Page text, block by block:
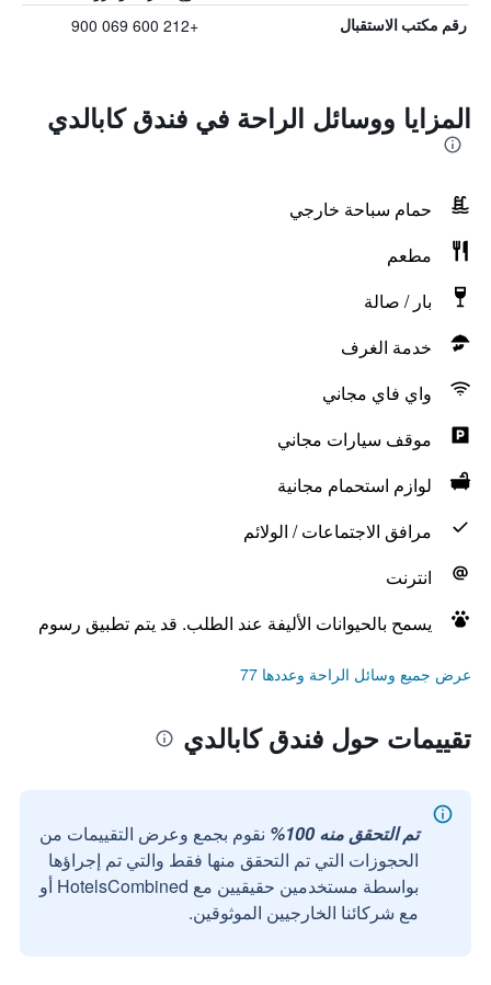
رقم مكتب الاستقبال +212 600 069 900
المزايا ووسائل الراحة في فندق كابالدي
حمام سباحة خارجي
مطعم
بار / صالة
خدمة الغرف
واي فاي مجاني
موقف سيارات مجاني
لوازم استحمام مجانية
مرافق الاجتماعات / الولائم
انترنت
يسمح بالحيوانات الأليفة عند الطلب. قد يتم تطبيق رسوم
عرض جميع وسائل الراحة وعددها 77
تقييمات حول فندق كابالدي
تم التحقق منه 100%
نقوم بجمع وعرض التقييمات من
الحجوزات التي تم التحقق منها فقط والتي تم إجراؤها
بواسطة مستخدمين حقيقيين مع HotelsCombined أو
مع شركائنا الخارجيين الموثوقين.